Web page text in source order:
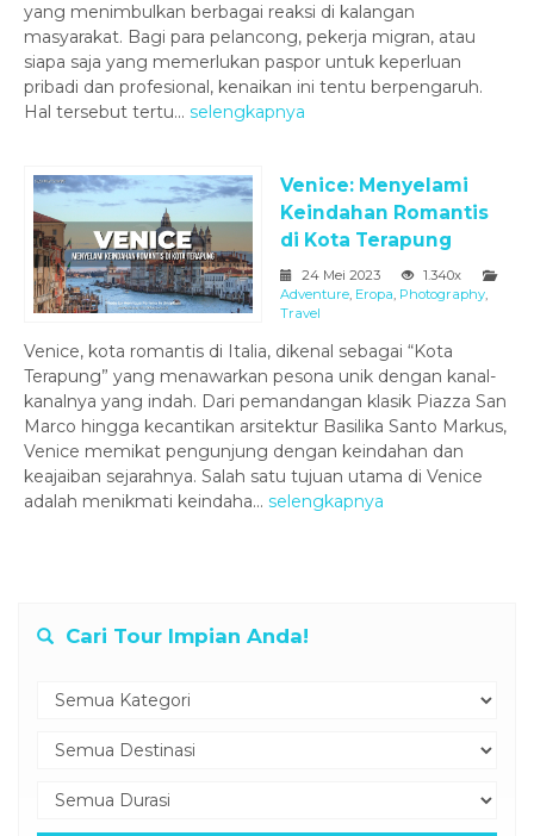
yang menimbulkan berbagai reaksi di kalangan
masyarakat. Bagi para pelancong, pekerja migran, atau
siapa saja yang memerlukan paspor untuk keperluan
pribadi dan profesional, kenaikan ini tentu berpengaruh.
Hal tersebut tertu... selengkapnya
Venice: Menyelami
Keindahan Romantis
di Kota Terapung
24 Mei 2023
1.340x
Adventure, Eropa, Photography,
Travel
Venice, kota romantis di Italia, dikenal sebagai “Kota
Terapung” yang menawarkan pesona unik dengan kanal-
kanalnya yang indah. Dari pemandangan klasik Piazza San
Marco hingga kecantikan arsitektur Basilika Santo Markus,
Venice memikat pengunjung dengan keindahan dan
keajaiban sejarahnya. Salah satu tujuan utama di Venice
adalah menikmati keindaha... selengkapnya
Cari Tour Impian Anda!